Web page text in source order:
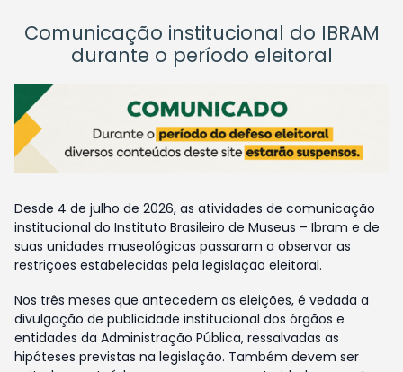
Comunicação institucional do IBRAM
durante o período eleitoral
Desde 4 de julho de 2026, as atividades de comunicação
institucional do Instituto Brasileiro de Museus – Ibram e de
suas unidades museológicas passaram a observar as
restrições estabelecidas pela legislação eleitoral.
Nos três meses que antecedem as eleições, é vedada a
divulgação de publicidade institucional dos órgãos e
entidades da Administração Pública, ressalvadas as
hipóteses previstas na legislação. Também devem ser